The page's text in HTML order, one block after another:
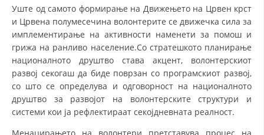
ОРГАНИЗАЦИЈА И РАЗВОЈ
РАКОВОДЕН ОДБОР
СОБРАНИЕ
СТРУКТУРА И ОРГАНИЗАЦИОНА ПОСТАВЕНОСТ
ДИСЕМИНАЦИЈА
MЕЃУНАРОДНО ХУМАНИТАРНО ПРАВО
Уште од самото формирање на Движењето на Црвен крст
и Црвена полумесечина волонтерите се движечка сила за
имплементирање на активности наменети за помош и
грижа на ранливо население.Со стратешкото планирање
националното друштво става акцент, волонтерскиот
развој секогаш да биде поврзан со програмскиот развој,
со што се определува и одговорност на националното
друштво за развојот на волонтерските структури и
системи кои ја рефлектираат секојдневната реалност.